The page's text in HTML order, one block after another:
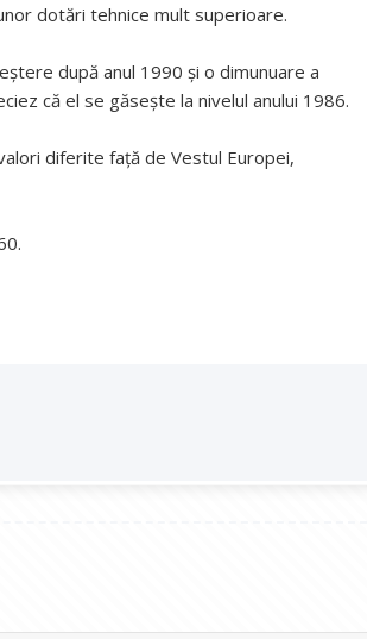
dotări tehnice mult superioare.
după anul 1990 și o dimunuare a
că el se găsește la nivelul anului 1986.
diferite față de Vestul Europei,